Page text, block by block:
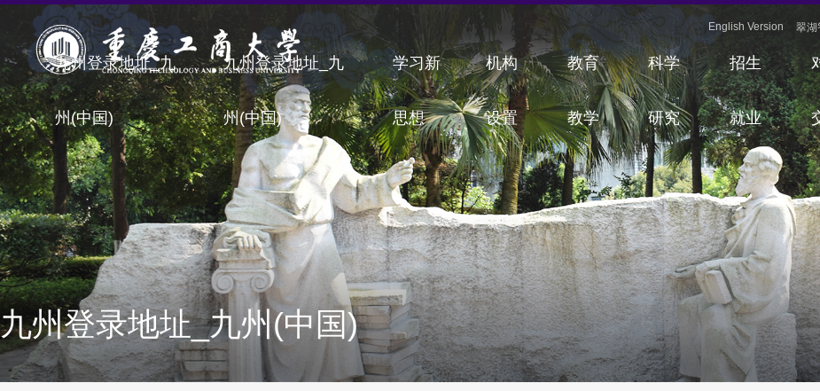
English Version 翠湖
九州登录地址_九
州(中国)
九州登录地址_九
州(中国)
学习新
思想
机构
设置
教育
教学
科学
研究
招生
就业
九州登录地址_九州(中国)